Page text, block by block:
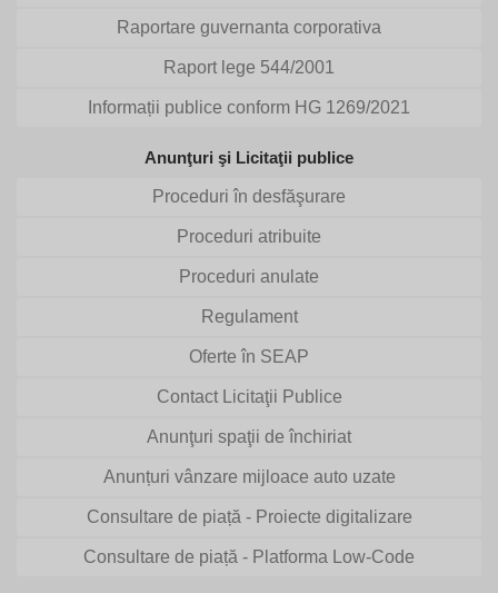
Raportare guvernanta corporativa
Raport lege 544/2001
Informații publice conform HG 1269/2021
Anunţuri şi Licitaţii publice
Proceduri în desfăşurare
Proceduri atribuite
Proceduri anulate
Regulament
Oferte în SEAP
Contact Licitaţii Publice
Anunţuri spaţii de închiriat
Anunțuri vânzare mijloace auto uzate
Consultare de piață - Proiecte digitalizare
Consultare de piață - Platforma Low-Code